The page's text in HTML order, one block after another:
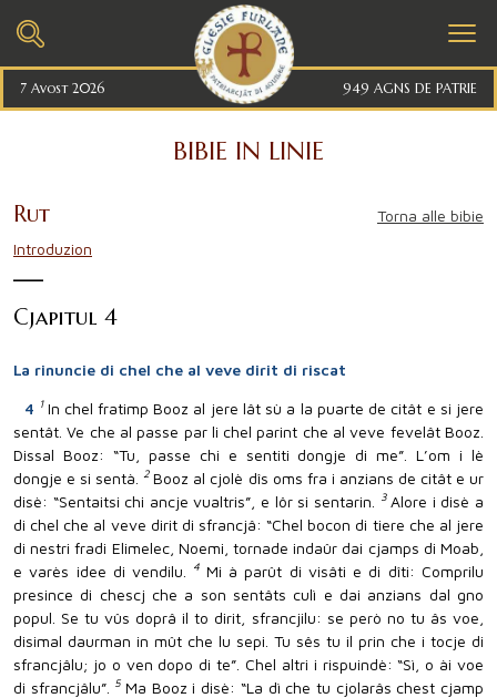
7 Avost 2026 949 AGNS DE PATRIE
BIBIE IN LINIE
Rut
Introduzion
Torna alle bibie
Cjapitul 4
La rinuncie di chel che al veve dirit di riscat
4 1 In chel fratimp Booz al jere lât sù a la puarte de citât e si jere
sentât. Ve che al passe par li chel parint che al veve fevelât Booz.
Dissal Booz: “Tu, passe chi e sentiti dongje di me”. L’om i lè
dongje e si sentà.2Booz al cjolè dîs oms fra i anzians de citât e ur
disè: “Sentaitsi chi ancje vualtris”, e lôr si sentarin.
3 Alore i disè a
di chel che al veve dirit di sfrancjâ: “Chel bocon di tiere che al jere
di nestri fradi Elimelec, Noemi, tornade indaûr dai cjamps di Moab,
e varès idee di vendilu.
4 Mi à parût di visâti e di dîti: Comprilu
presince di chescj che a son sentâts culì e dai anzians dal gno
popul. Se tu vûs doprâ il to dirit, sfrancjilu: se però no tu âs voe,
disimal daurman in mût che lu sepi. Tu sês tu il prin che i tocje di
sfrancjâlu; jo o ven dopo di te”. Chel altri i rispuindè: “Sì, o ài voe
di sfrancjâlu”.
5Ma Booz i disè: “La dì che tu cjolarâs chest cjamp